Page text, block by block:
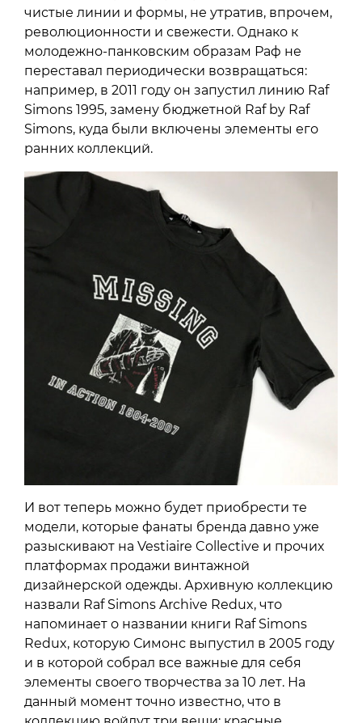
чистые линии и формы, не утратив, впрочем,
революционности и свежести. Однако к
молодежно-панковским образам Раф не
переставал периодически возвращаться:
например, в 2011 году он запустил линию Raf
Simons 1995, замену бюджетной Raf by Raf
Simons, куда были включены элементы его
ранних коллекций.
И вот теперь можно будет приобрести те
модели, которые фанаты бренда давно уже
разыскивают на Vestiaire Collective и прочих
платформах продажи винтажной
дизайнерской одежды. Архивную коллекцию
назвали Raf Simons Archive Redux, что
напоминает о названии книги Raf Simons
Redux, которую Симонс выпустил в 2005 году
и в которой собрал все важные для себя
элементы своего творчества за 10 лет. На
данный момент точно известно, что в